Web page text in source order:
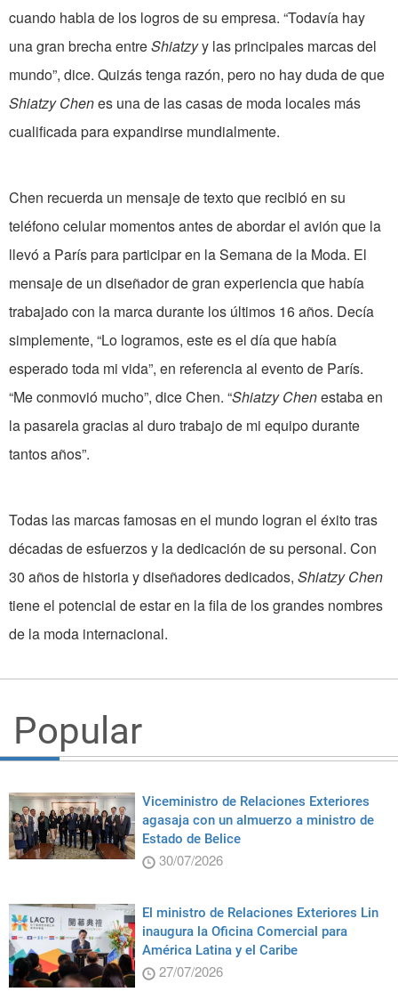
cuando habla de los logros de su empresa. “Todavía hay
una gran brecha entreShiatzyy las principales marcas del
mundo”, dice. Quizás tenga razón, pero no hay duda de que
Shiatzy Chenes una de las casas de moda locales más
cualificada para expandirse mundialmente.
Chen recuerda un mensaje de texto que recibió en su
teléfono celular momentos antes de abordar el avión que la
llevó a París para participar en la Semana de la Moda. El
mensaje de un diseñador de gran experiencia que había
trabajado con la marca durante los últimos 16 años. Decía
simplemente, “Lo logramos, este es el día que había
esperado toda mi vida”, en referencia al evento de París.
“Me conmovió mucho”, dice Chen. “Shiatzy Chenestaba en
la pasarela gracias al duro trabajo de mi equipo durante
tantos años”.
Todas las marcas famosas en el mundo logran el éxito tras
décadas de esfuerzos y la dedicación de su personal. Con
30 años de historia y diseñadores dedicados, Shiatzy Chen
tiene el potencial de estar en la fila de los grandes nombres
de la moda internacional.
Popular
Viceministro de Relaciones Exteriores
agasaja con un almuerzo a ministro de
Estado de Belice
30/07/2026
El ministro de Relaciones Exteriores Lin
inaugura la Oficina Comercial para
América Latina y el Caribe
27/07/2026